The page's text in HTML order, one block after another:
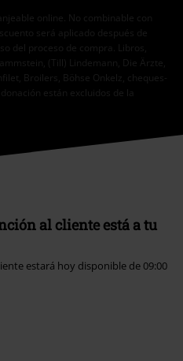
online. No combinable con
será aplicado después de
del proceso de compra. Libros,
(Till) Lindemann, Die Ärzte,
Broilers, Böhse Onkelz, cheques-
están excluidos de la
al cliente está a tu
estará hoy disponible de 09:00